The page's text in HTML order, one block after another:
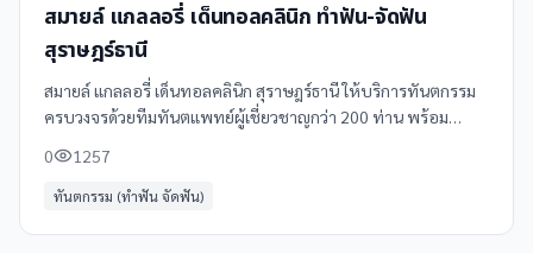
สมายล์ แกลลอรี่ เด็นทอลคลินิก ทำฟัน-จัดฟัน
สุราษฎร์ธานี
สมายล์ แกลลอรี่ เด็นทอลคลินิก สุราษฎร์ธานี ให้บริการทันตกรรม
ครบวงจรด้วยทีมทันตแพทย์ผู้เชี่ยวชาญกว่า 200 ท่าน พร้อม
และฟัน **บริการของเรา** -
0 1257
ทันตกรรม (ทำฟัน จัดฟัน)